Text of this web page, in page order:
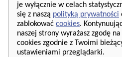
je wyłącznie w celach
się z naszą polityką prywatności
zablokować cookies.
naszej strony wyrażasz zgodę
cookies zgodnie z Twoimi
ustawieniami przeglądarki.